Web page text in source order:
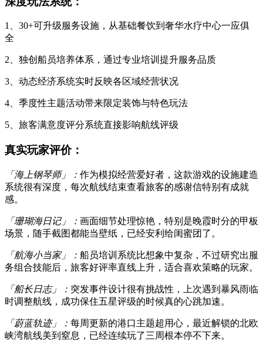
1、30+可升级服务设施，从基础餐饮到奢华水疗中心一应俱
全
2、独创船员培养体系，通过专业培训提升服务品质
3、动态经济系统实时反映各区域经营状况
4、季度性主题活动带来限定装饰与特色玩法
5、旅客满意度评分系统直接影响航线评级
真实玩家评价：
「海上钢琴师」： 作为模拟经营爱好者，这款游戏的设施建造
系统很有深度，每次航线结束查看旅客的感谢信特别有成就
感。
「珊瑚海日记」： 画面细节处理惊艳，特别是晚霞时分的甲板
场景，随手截图都能当壁纸，已经安利给闺蜜团了。
「航海小当家」： 船员培训系统比想象中复杂，不过研究出服
务组合技能后，旅客好评率直线上升，适合喜欢策略的玩家。
「船长日志」： 突发事件设计很有挑战性，上次遇到暴风雨临
时调整航线，成功保住五星评级的时候真的心跳加速。
「蔚蓝轨迹」： 每周更新的港口主题超用心，最近解锁的北欧
峡湾航线美到窒息，已经连续玩了三周根本停不下来。